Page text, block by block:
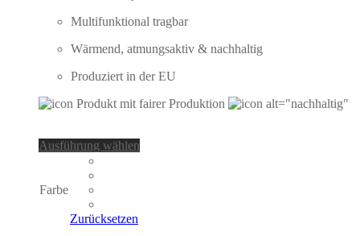
Multifunktional tragbar
Wärmend, atmungsaktiv & nachhaltig
Produziert in der EU
Ausführung wählen
Farbe
Zurücksetzen